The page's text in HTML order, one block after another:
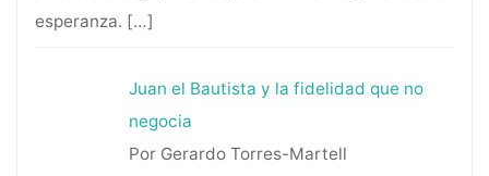
esperanza. […]
Juan el Bautista y la fidelidad que no
negocia
Por Gerardo Torres-Martell